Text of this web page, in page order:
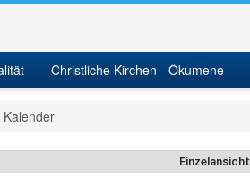
Christliche Kirchen - Ökumene
Kalender
Einzelansicht